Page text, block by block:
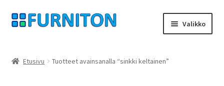
Siirry
navigointiin
Siirry
sisältöön
Valikko
Etusivu Tuotteet avainsanalla “sinkki keltainen”